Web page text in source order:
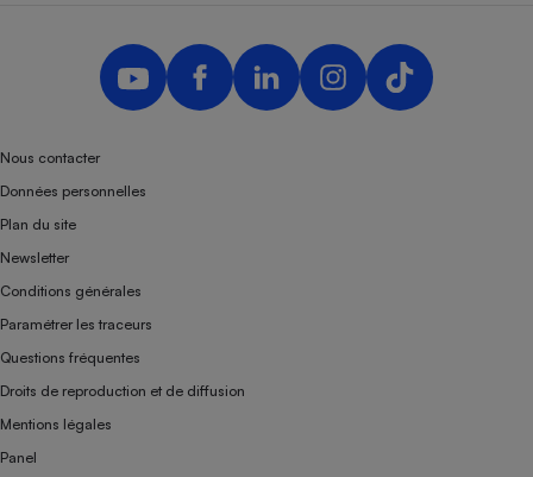
Nous contacter
Données personnelles
Plan du site
Newsletter
Conditions générales
Paramétrer les traceurs
Questions fréquentes
Droits de reproduction et de diffusion
Mentions légales
Panel